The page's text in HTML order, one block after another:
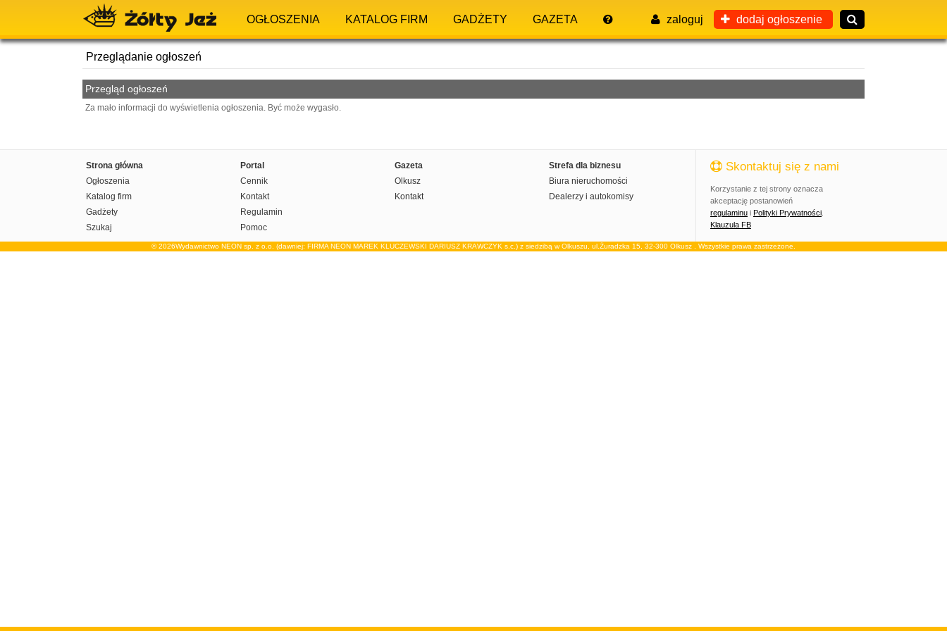
OGŁOSZENIA KATALOG FIRM GADŻETY GAZETA zaloguj dodaj ogłoszenie
Przeglądanie ogłoszeń
Przegląd ogłoszeń
Za mało informacji do wyświetlenia ogłoszenia. Być może wygasło.
Strona główna
Ogłoszenia
Katalog firm
Gadżety
Szukaj
Portal
Cennik
Kontakt
Regulamin
Pomoc
Gazeta
Olkusz
Kontakt
Strefa dla biznesu
Biura nieruchomości
Dealerzy i autokomisy
Skontaktuj się z nami
Korzystanie z tej strony oznacza
akceptację postanowień
regulaminu i Polityki Prywatności
Klauzula FB
© 2026Wydawnictwo NEON sp. z o.o. (dawniej: FIRMA NEON MAREK KLUCZEWSKI DARIUSZ KRAWCZYK s.c.) z siedzibą w Olkuszu, ul.Żuradzka 15, 32-300 Olkusz . Wszystkie prawa zastrzeżone.